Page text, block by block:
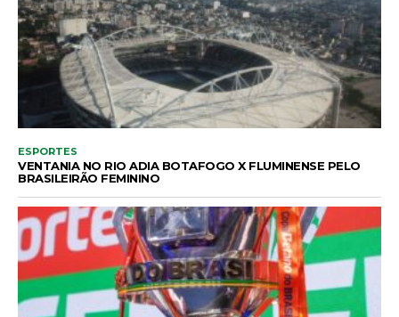
ESPORTES
VENTANIA NO RIO ADIA BOTAFOGO X FLUMINENSE PELO
BRASILEIRÃO FEMININO